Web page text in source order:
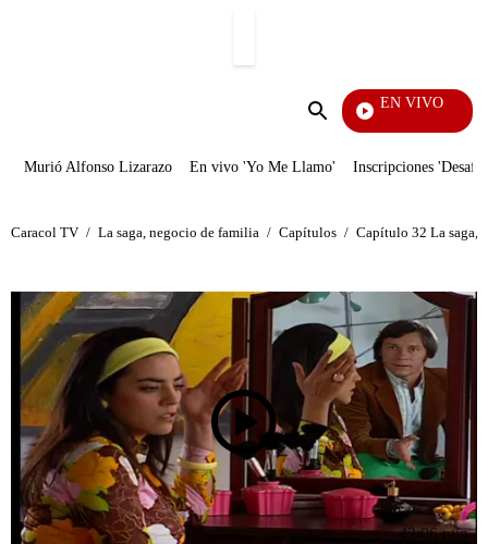
Enviar
EN VIVO
Murió Alfonso Lizarazo En vivo 'Yo Me Llamo' Inscripciones
Caracol TV / La saga, negocio de familia / Capítulos / Capítulo 32 La saga,
42:06 min